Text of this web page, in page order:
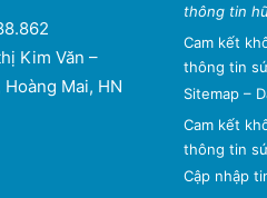
Kim Văn –
Mai, HN
thông tin
Cam kết
thông tin
Sitemap –
Cam kết
thông tin
Cập nhập